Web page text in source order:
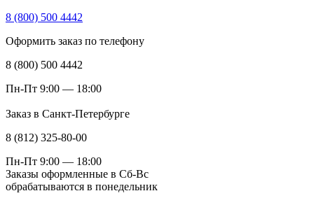
8 (800) 500 4442
Оформить заказ по телефону
8 (800) 500 4442
Пн-Пт 9:00 — 18:00
Заказ в Санкт-Петербурге
8 (812) 325-80-00
Пн-Пт 9:00 — 18:00
Заказы оформленные в Сб-Вс
обрабатываются в понедельник